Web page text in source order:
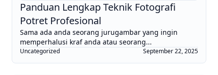
Panduan Lengkap Teknik Fotografi
Potret Profesional
Sama ada anda seorang jurugambar yang ingin
memperhalusi kraf anda atau seorang...
Uncategorized September 22, 2025